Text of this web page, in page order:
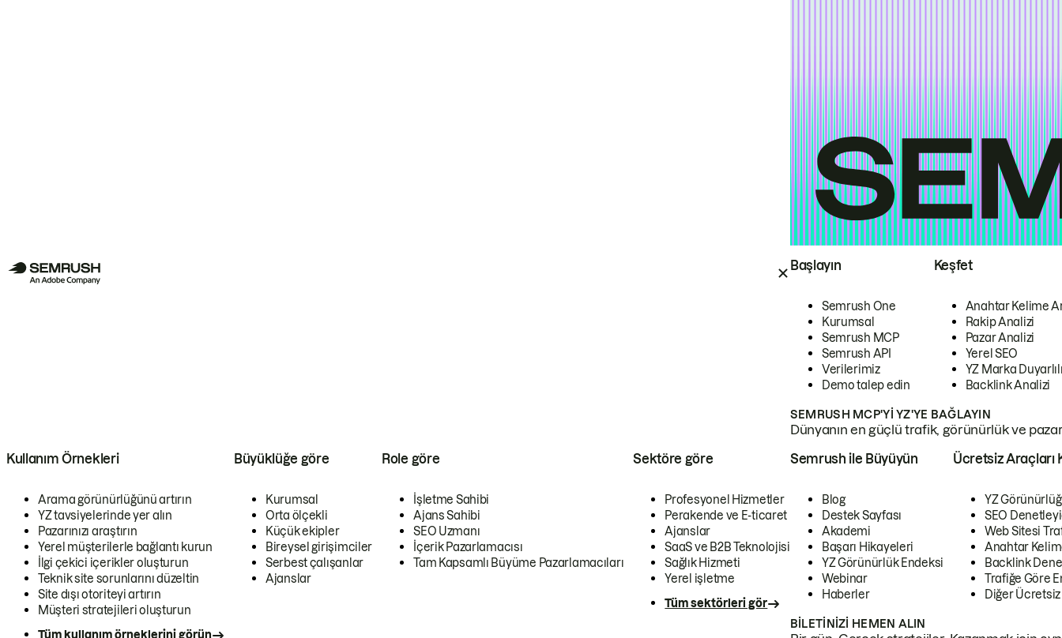
Başlayın
Semrush One
Kurumsal
Semrush MCP
Semrush API
Verilerimiz
Demo talep edin
Keşfet
Anahtar Kelime
Rakip Analizi
Pazar Analizi
Yerel SEO
YZ Marka
Backlink Analizi
SEMRUSH MCP'YI YZ'YE BAĞLAYIN
Dünyanın en güçlü trafik, görünürlük ve
Kullanım Örnekleri
Arama görünürlüğünü artırın
YZ tavsiyelerinde yer alın
Pazarınızı araştırın
Yerel müşterilerle bağlantı kurun
İlgi çekici içerikler oluşturun
Teknik site sorunlarını düzeltin
Site dışı otoriteyi artırın
Müşteri stratejileri oluşturun
Tüm kullanım örneklerini görün
Büyüklüğe göre
Kurumsal
Orta ölçekli
Küçük ekipler
Bireysel girişimciler
Serbest çalışanlar
Ajanslar
Role göre
İşletme Sahibi
Ajans Sahibi
SEO Uzmanı
İçerik Pazarlamacısı
Tam Kapsamlı Büyüme Pazarlamacıları
Sektöre göre
Profesyonel Hizmetler
Perakende ve E-ticaret
Ajanslar
SaaS ve B2B Teknolojisi
Sağlık Hizmeti
Yerel işletme
Tüm sektörleri gör
Semrush ile Büyüyün
Blog
Destek Sayfası
Akademi
Başarı Hikayeleri
YZ Görünürlük Endeksi
Webinar
Haberler
Ücretsiz Araçları
YZ
SEO
Web Sitesi
Anahtar
Backlink
Trafiğe Göre
Diğer
BILETINIZI HEMEN ALIN